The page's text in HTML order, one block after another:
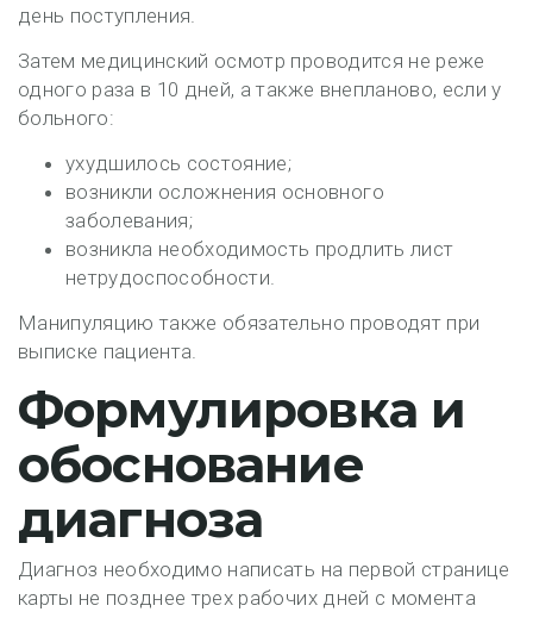
день поступления.
Затем медицинский осмотр проводится не реже
одного раза в 10 дней, а также внепланово, если у
больного:
ухудшилось состояние;
возникли осложнения основного
заболевания;
возникла необходимость продлить лист
нетрудоспособности.
Манипуляцию также обязательно проводят при
выписке пациента.
Формулировка и
обоснование
диагноза
Диагноз необходимо написать на первой странице
карты не позднее трех рабочих дней с момента